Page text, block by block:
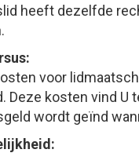
heeft dezelfde
voor
Deze kosten vind
wordt geïnd